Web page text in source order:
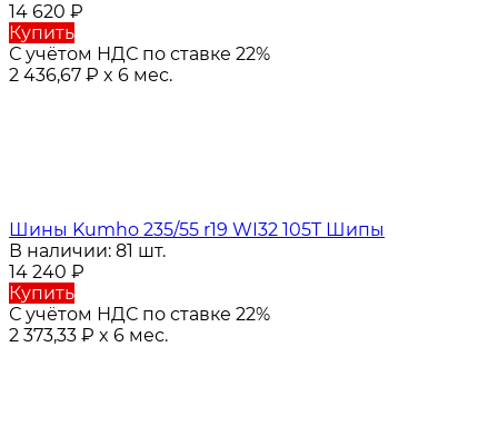
14 620 ₽
Купить
С учётом НДС по ставке 22%
2 436,67 ₽ x 6 мес.
Шины Kumho 235/55 r19 WI32 105T Шипы
В наличии: 81 шт.
14 240 ₽
Купить
С учётом НДС по ставке 22%
2 373,33 ₽ x 6 мес.